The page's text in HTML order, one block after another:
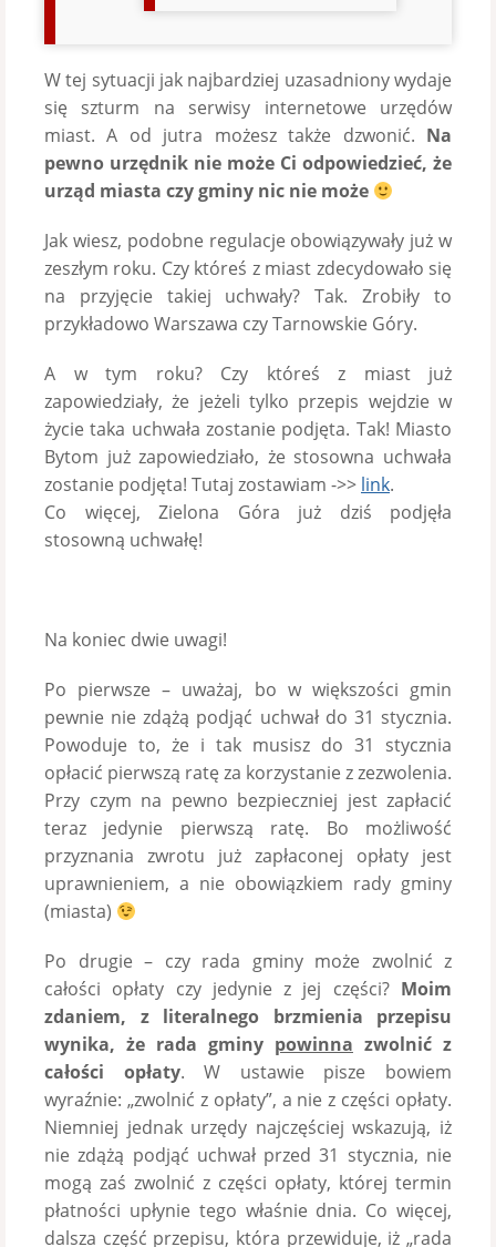
W tej sytuacji jak najbardziej uzasadniony wydaje
się szturm na serwisy internetowe urzędów
miast. A od jutra możesz także dzwonić. Na
pewno urzędnik nie może Ci odpowiedzieć, że
urząd miasta czy gminy nic nie może
Jak wiesz, podobne regulacje obowiązywały już w
zeszłym roku. Czy któreś z miast zdecydowało się
na przyjęcie takiej uchwały? Tak. Zrobiły to
przykładowo Warszawa czy Tarnowskie Góry.
A w tym roku? Czy któreś z miast już
zapowiedziały, że jeżeli tylko przepis wejdzie w
życie taka uchwała zostanie podjęta. Tak! Miasto
Bytom już zapowiedziało, że stosowna uchwała
zostanie podjęta! Tutaj zostawiam ->> link.
Co więcej, Zielona Góra już dziś podjęła
stosowną uchwałę!
Na koniec dwie uwagi!
Po pierwsze – uważaj, bo w większości gmin
pewnie nie zdążą podjąć uchwał do 31 stycznia.
Powoduje to, że i tak musisz do 31 stycznia
opłacić pierwszą ratę za korzystanie z zezwolenia.
Przy czym na pewno bezpieczniej jest zapłacić
teraz jedynie pierwszą ratę. Bo możliwość
przyznania zwrotu już zapłaconej opłaty jest
uprawnieniem, a nie obowiązkiem rady gminy
(miasta)
Po drugie – czy rada gminy może zwolnić z
całości opłaty czy jedynie z jej części? Moim
zdaniem, z literalnego brzmienia przepisu
wynika, że rada gminy powinna zwolnić z
całości opłaty. W ustawie pisze bowiem
wyraźnie: „zwolnić z opłaty”, a nie z części opłaty.
Niemniej jednak urzędy najczęściej wskazują, iż
nie zdążą podjąć uchwał przed 31 stycznia, nie
mogą zaś zwolnić z części opłaty, której termin
płatności upłynie tego właśnie dnia. Co więcej,
dalsza część przepisu, która przewiduje, iż „rada